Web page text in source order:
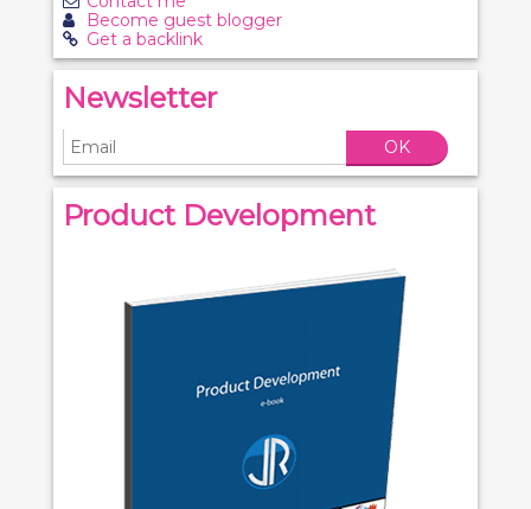
Become guest blogger
Get a backlink
Newsletter
OK
Product Development